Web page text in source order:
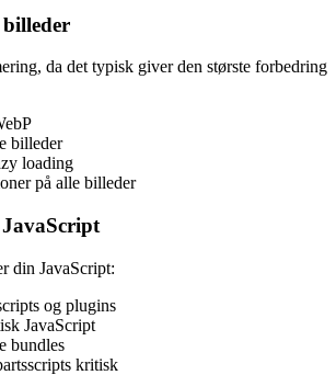
da det typisk giver den største forbedring
billeder
loading
på alle billeder
din JavaScript:
og plugins
JavaScript
bundles
kritisk